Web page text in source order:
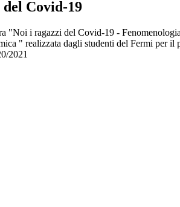
Covid-19
"Noi i ragazzi del Covid-19 -
" realizzata dagli studenti del Fermi per il
2021